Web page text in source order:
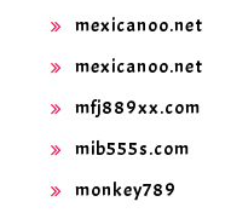
mexicanoo.net
mexicanoo.net
mfj889xx.com
mib555s.com
monkey789